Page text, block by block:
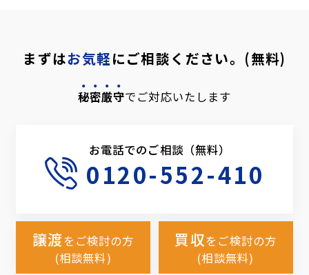
まずはお気軽にご相談ください。(無料)
秘密厳守でご対応いたします
お電話でのご相談（無料）
0120-552-410
譲渡をご検討の方
(相談無料)
買収をご検討の方
(相談無料)